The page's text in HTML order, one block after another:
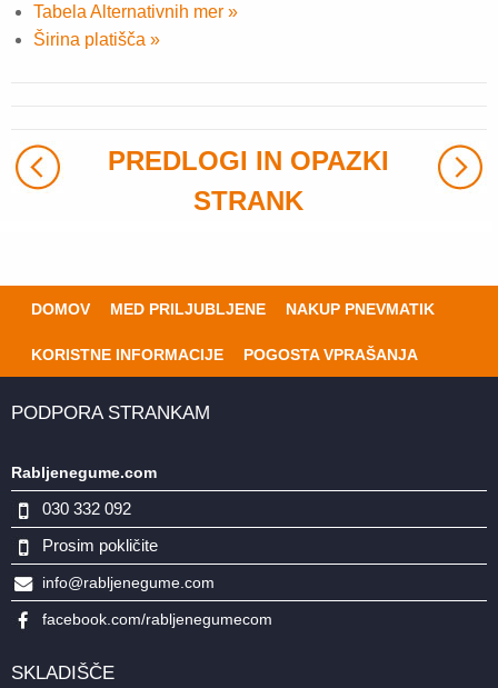
Tabela Alternativnih mer »
Širina platišča »
PREDLOGI IN OPAZKI
STRANK
DOMOV MED PRILJUBLJENE NAKUP PNEVMATIK
KORISTNE INFORMACIJE POGOSTA VPRAŠANJA
PODPORA STRANKAM
Rabljenegume.com
030 332 092
Prosim pokličite
info@rabljenegume.com
facebook.com/rabljenegumecom
SKLADIŠČE